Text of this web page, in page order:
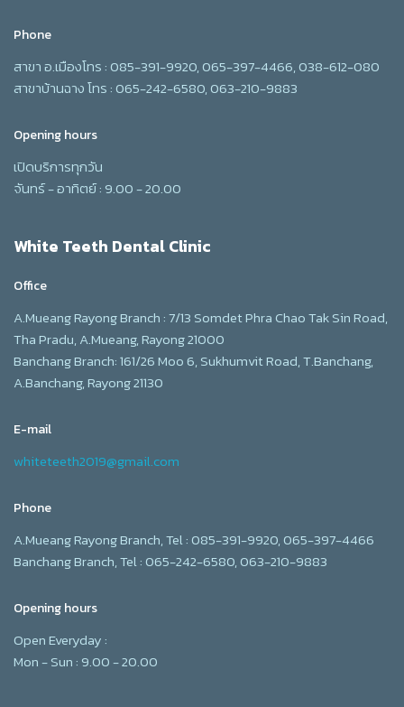
Phone
สาขา อ.เมืองโทร : 085-391-9920, 065-397-4466, 038-612-080
สาขาบ้านฉาง โทร : 065-242-6580, 063-210-9883
Opening hours
เปิดบริการทุกวัน
จันทร์ - อาทิตย์ : 9.00 - 20.00
White Teeth Dental Clinic
Office
A.Mueang Rayong Branch : 7/13 Somdet Phra Chao Tak Sin Road,
Tha Pradu, A.Mueang, Rayong 21000
Banchang Branch: 161/26 Moo 6, Sukhumvit Road, T.Banchang,
A.Banchang, Rayong 21130
E-mail
whiteteeth2019@gmail.com
Phone
A.Mueang Rayong Branch, Tel : 085-391-9920, 065-397-4466
Banchang Branch, Tel : 065-242-6580, 063-210-9883
Opening hours
Open Everyday :
Mon - Sun : 9.00 - 20.00